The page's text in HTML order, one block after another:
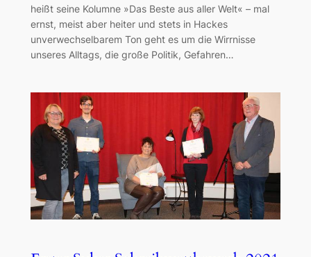
heißt seine Kolumne »Das Beste aus aller Welt« – mal
ernst, meist aber heiter und stets in Hackes
unverwechselbarem Ton geht es um die Wirrnisse
unseres Alltags, die große Politik, Gefahren…